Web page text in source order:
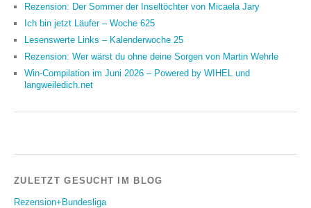
Rezension: Der Sommer der Inseltöchter von Micaela Jary
Ich bin jetzt Läufer – Woche 625
Lesenswerte Links – Kalenderwoche 25
Rezension: Wer wärst du ohne deine Sorgen von Martin Wehrle
Win-Compilation im Juni 2026 – Powered by WIHEL und
langweiledich.net
ZULETZT GESUCHT IM BLOG
Rezension+Bundesliga